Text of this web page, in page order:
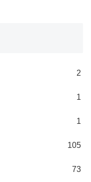
2
1
1
105
73